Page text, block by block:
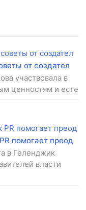
от создател
участвовала в
ценностям и есте
помогает преод
в Геленджик
власти